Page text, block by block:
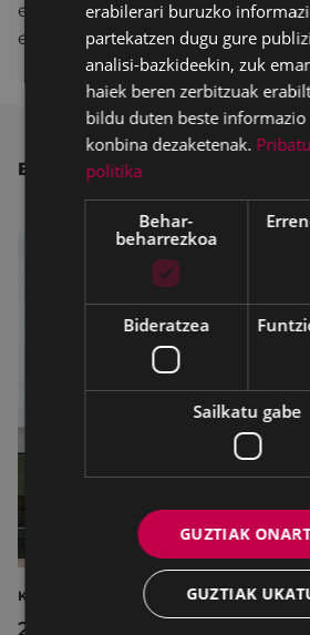
egindako lanak gure gizartearen
eraikitzen lagundu digu.
BESTE ALBISTE BATZUK
KULTURA
2026ko Delta Cultura Saria
erabilerari buruzko
partekatzen dugu gure
analisi-bazkideekin, zuk
haiek beren zerbitzuak
bildu duten beste informazio
konbina dezaketenak.
politika
Behar-
beharrezkoa
Bideratzea
Sailkatu gabe
GUZTIAK
GUZTIAK